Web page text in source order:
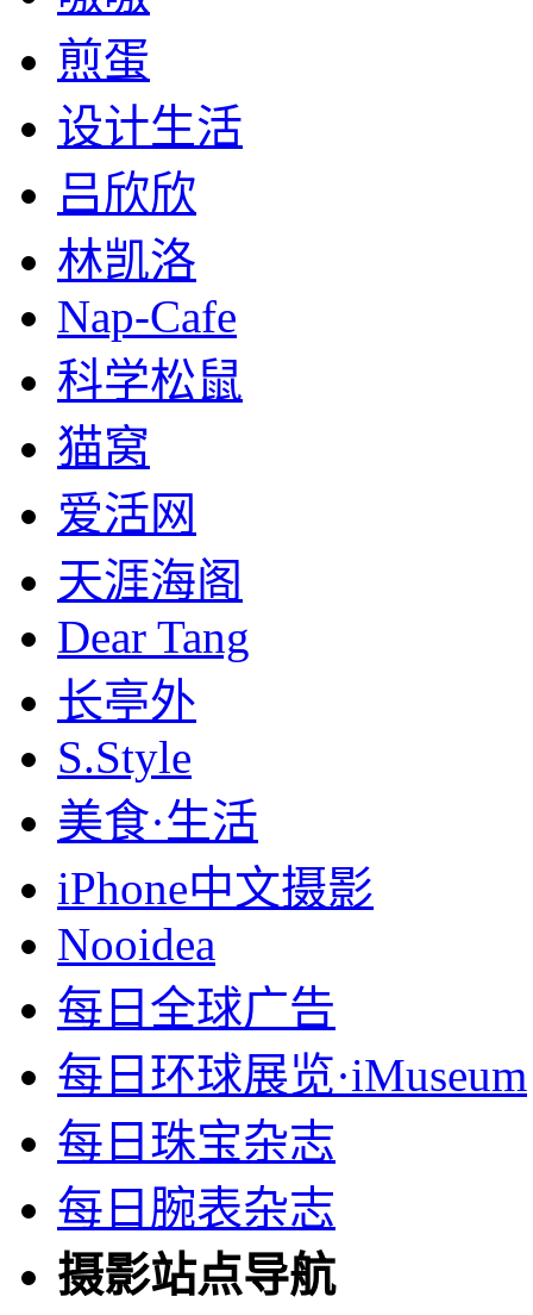
煎蛋
设计生活
吕欣欣
林凯洛
Nap-Cafe
科学松鼠
猫窝
爱活网
天涯海阁
Dear Tang
长亭外
S.Style
美食·生活
iPhone中文摄影
Nooidea
每日全球广告
每日环球展览·iMuseum
每日珠宝杂志
每日腕表杂志
摄影站点导航